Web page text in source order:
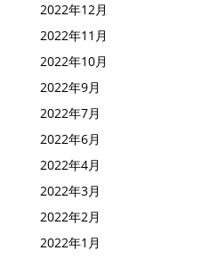
2023年2月
2022年12月
2022年11月
2022年10月
2022年9月
2022年7月
2022年6月
2022年4月
2022年3月
2022年2月